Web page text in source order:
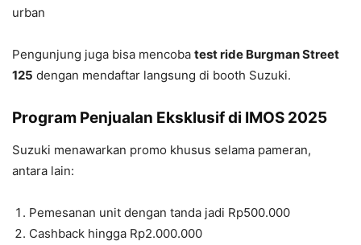
urban
Pengunjung juga bisa mencoba test ride Burgman Street
125 dengan mendaftar langsung di booth Suzuki.
Program Penjualan Eksklusif di IMOS 2025
Suzuki menawarkan promo khusus selama pameran,
antara lain:
Pemesanan unit dengan tanda jadi Rp500.000
Cashback hingga Rp2.000.000